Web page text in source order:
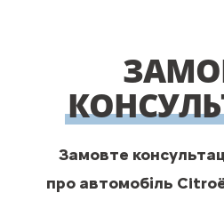
Замовте
про автомобіль